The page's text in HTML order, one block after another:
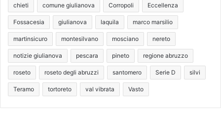
chieti comune giulianova Corropoli Eccellenza
Fossacesia giulianova laquila marco marsilio
martinsicuro montesilvano mosciano nereto
notizie giulianova pescara pineto regione abruzzo
roseto roseto degli abruzzi santomero Serie D silvi
Teramo tortoreto val vibrata Vasto